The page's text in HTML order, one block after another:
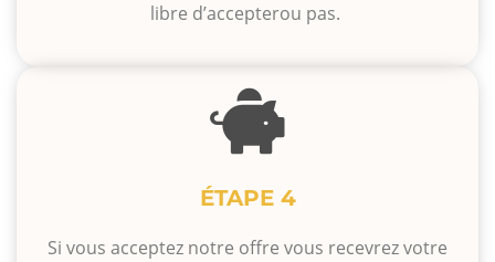
libre d’accepterou pas.
ÉTAPE 4
Si vous acceptez notre offre vous recevrez votre